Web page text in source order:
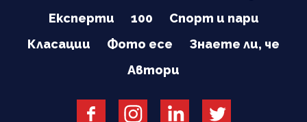
Експерти
100
Спорт и пари
Класации
Фото есе
Знаете ли, че
Автори